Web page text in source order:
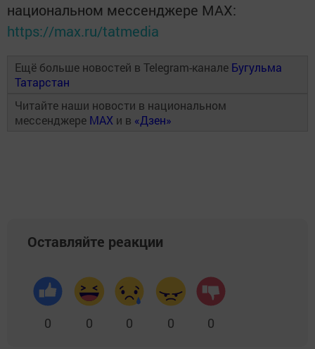
национальном мессенджере MАХ:
https://max.ru/tatmedia
Ещё больше новостей в Telegram-канале Бугульма
Татарстан
Читайте наши новости в национальном
мессенджере MAX и в «Дзен»
Оставляйте реакции
0 0 0 0 0